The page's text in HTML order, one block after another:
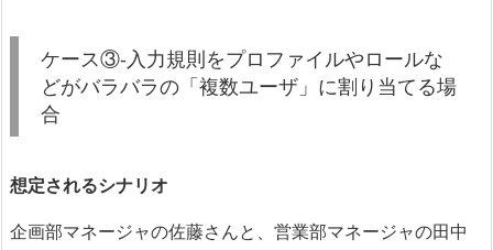
ケース③-入力規則をプロファイルやロールな
どがバラバラの「複数ユーザ」に割り当てる場
合
想定されるシナリオ
企画部マネージャの佐藤さんと、営業部マネージャの田中